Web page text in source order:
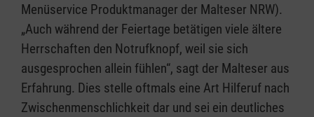
Menüservice Produktmanager der Malteser NRW).
„Auch während der Feiertage betätigen viele ältere
Herrschaften den Notrufknopf, weil sie sich
ausgesprochen allein fühlen“, sagt der Malteser aus
Erfahrung. Dies stelle oftmals eine Art Hilferuf nach
Zwischenmenschlichkeit dar und sei ein deutliches